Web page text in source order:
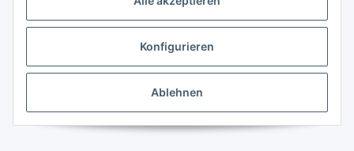
Konfigurieren
Ablehnen